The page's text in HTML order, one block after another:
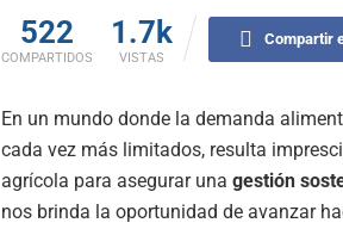
522
COMPARTIDOS
1.7k
VISTAS
Compartir
En un mundo donde la demanda
cada vez más limitados, resulta
agrícola para asegurar una gestión
nos brinda la oportunidad de avanzar